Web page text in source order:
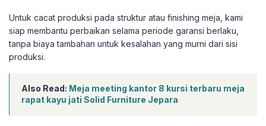
Untuk cacat produksi pada struktur atau finishing meja, kami
siap membantu perbaikan selama periode garansi berlaku,
tanpa biaya tambahan untuk kesalahan yang murni dari sisi
produksi.
Also Read: Meja meeting kantor 8 kursi terbaru meja
rapat kayu jati Solid Furniture Jepara